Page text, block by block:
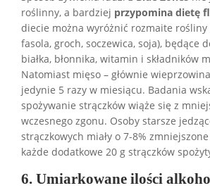
roślinny, a bardziej przypomina dietę
diecie można wyróżnić rozmaite rośliny
fasola, groch, soczewica, soja), będące
białka, błonnika, witamin i składników
Natomiast mięso – głównie
jedynie 5 razy w miesiącu. Badania
spożywanie strączków wiąże się z
wczesnego zgonu. Osoby starsze
strączkowych miały o 7-8%
każde dodatkowe 20 g strączków
6. Umiarkowane ilości